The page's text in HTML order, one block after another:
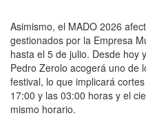
Asimismo, el MADO 2026
gestionados por la Empresa
hasta el 5 de julio. Desde hoy
Pedro Zerolo acogerá uno de
festival, lo que implicará
17:00 y las 03:00 horas y el
mismo horario.